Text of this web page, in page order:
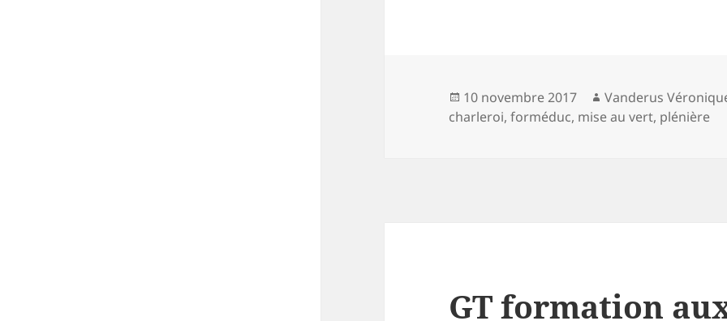
Publié
le
10 novembre 2017 Auteur
Vanderus
charleroi,forméduc, mise au vert, plénière
GT formation